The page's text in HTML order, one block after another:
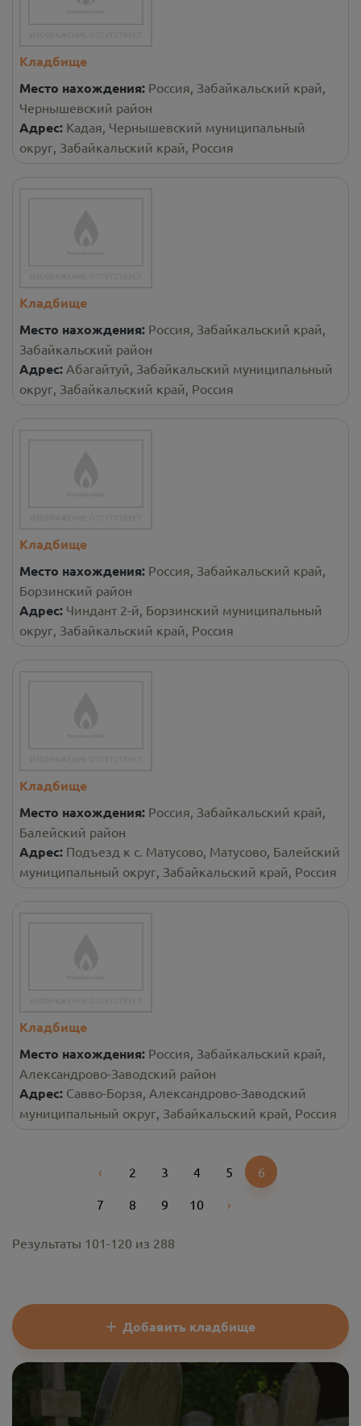
Кладбище
Место нахождения: Россия, Забайкальский край,
Чернышевский район
Адрес: Кадая, Чернышевский муниципальный
округ, Забайкальский край, Россия
Кладбище
Место нахождения: Россия, Забайкальский край,
Забайкальский район
Адрес: Абагайтуй, Забайкальский муниципальный
округ, Забайкальский край, Россия
Кладбище
Место нахождения: Россия, Забайкальский край,
Борзинский район
Адрес: Чиндант 2-й, Борзинский муниципальный
округ, Забайкальский край, Россия
Кладбище
Место нахождения: Россия, Забайкальский край,
Балейский район
Адрес: Подъезд к с. Матусово, Матусово, Балейский
муниципальный округ, Забайкальский край, Россия
Кладбище
Место нахождения: Россия, Забайкальский край,
Александрово-Заводский район
Адрес: Савво-Борзя, Александрово-Заводский
муниципальный округ, Забайкальский край, Россия
‹Previous
2 3 4 5
6
7
8 9 10 ›Next
Результаты 101-120 из 288
Добавить кладбище